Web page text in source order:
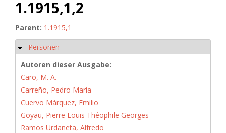
1.1915,1,2
Parent: 1.1915,1
Hide
Personen
Autoren dieser Ausgabe:
Caro, M. A.
Carreño, Pedro María
Cuervo Márquez, Emilio
Goyau, Pierre Louis Théophile Georges
Ramos Urdaneta, Alfredo